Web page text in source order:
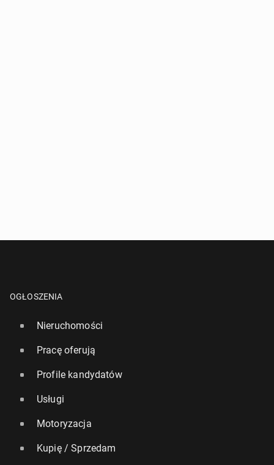
OGŁOSZENIA
Nieruchomości
Pracę oferują
Profile kandydatów
Usługi
Motoryzacja
Kupię / Sprzedam